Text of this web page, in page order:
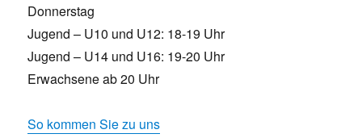
Donnerstag
Jugend – U10 und U12: 18-19 Uhr
Jugend – U14 und U16: 19-20 Uhr
Erwachsene ab 20 Uhr
So kommen Sie zu uns